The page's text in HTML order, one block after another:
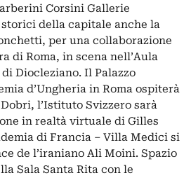
Corsini Gallerie
della capitale anche la
per una collaborazione
di Roma, in scena nell’Aula
Diocleziano. Il Palazzo
d’Ungheria in Roma ospiterà
l’Istituto Svizzero sarà
in realtà virtuale di Gilles
di Francia – Villa Medici si
de l’iraniano Ali Moini. Spazio
Sala Santa Rita con le